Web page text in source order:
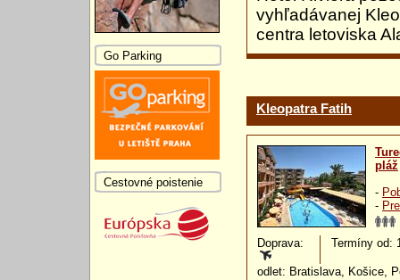
vyhľadávanej
centra letoviska
Kleopatra Fatih
pláž
-
-
Doprava: Termíny od:
odlet: Bratislava, Košice,
Go Parking
Cestovné poistenie